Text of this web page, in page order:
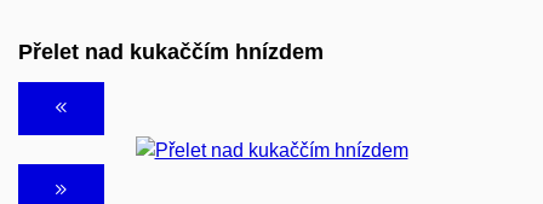
Přelet nad kukaččím hnízdem